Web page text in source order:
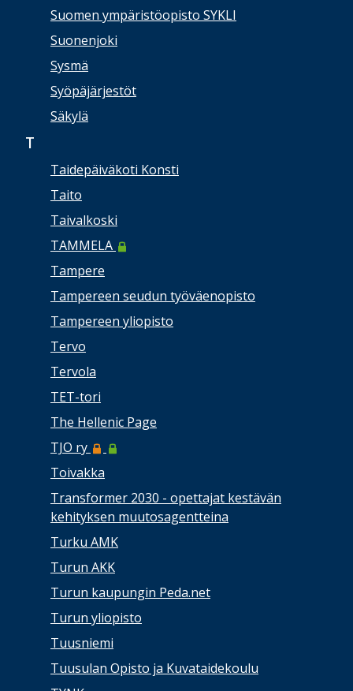
Suomen ympäristöopisto SYKLI
Suonenjoki
Sysmä
Syöpäjärjestöt
Säkylä
T
Taidepäiväkoti Konsti
Taito
Taivalkoski
TAMMELA
Tampere
Tampereen seudun työväenopisto
Tampereen yliopisto
Tervo
Tervola
TET-tori
The Hellenic Page
TJO ry
Toivakka
Transformer 2030 - opettajat kestävän
kehityksen muutosagentteina
Turku AMK
Turun AKK
Turun kaupungin Peda.net
Turun yliopisto
Tuusniemi
Tuusulan Opisto ja Kuvataidekoulu